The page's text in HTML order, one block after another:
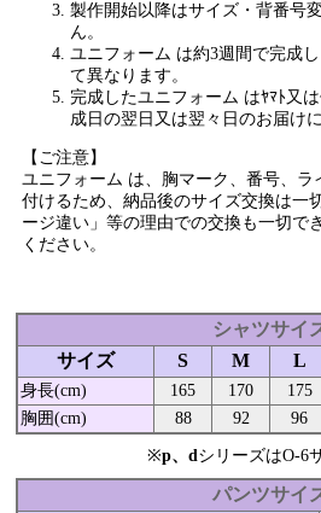
製作開始以降はサイズ・背番号
ん。
ユニフォーム は約3週間で完成
て異なります。
完成したユニフォーム はﾔﾏﾄ又
成日の翌日又は翌々日のお届け
【ご注意】
ユニフォーム は、胸マーク、番号、ラ
付けるため、納品後のサイズ交換は一
ージ違い」等の理由での交換も一切で
ください。
シャツサイ
サイズ
S M L
身長(cm) 165 170 175
胸囲(cm)
88 92 96
※p、dシリーズはO-6
パンツサイ